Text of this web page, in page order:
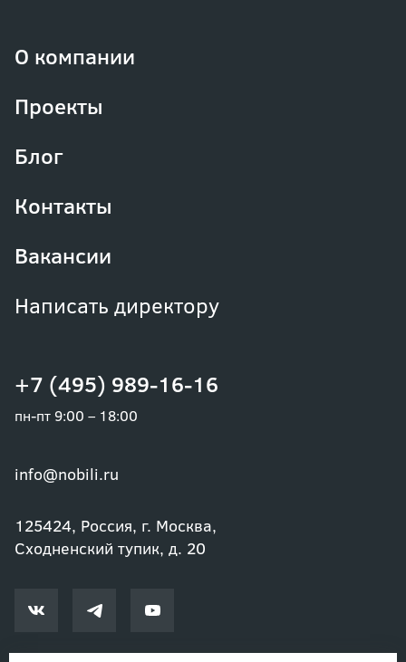
+7 (495) 989-16-16
пн-пт 9:00 – 18:00
info@nobili.ru
125424, Россия, г. Москва,
Сходненский тупик, д. 20
О компании
Проекты
Блог
Контакты
Вакансии
Написать директору